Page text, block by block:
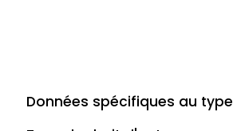
Données spécifiques au type